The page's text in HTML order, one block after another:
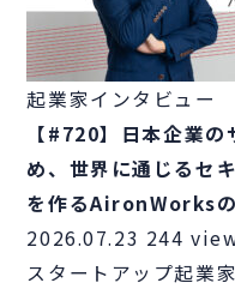
起業家インタビュー
【#720】日本企業
め、世界に通じるセ
を作るAironWorks
2026.07.23 244
スタートアップ起業